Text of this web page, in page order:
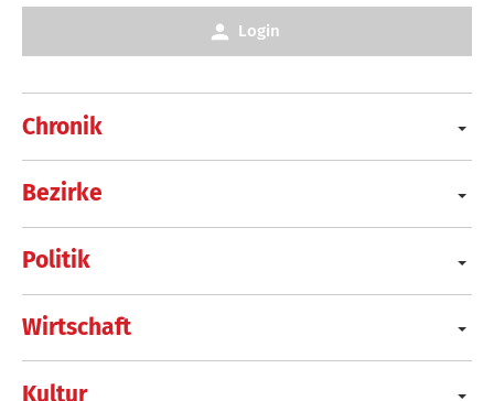
Chronik
Bezirke
Politik
Wirtschaft
Kultur
Login